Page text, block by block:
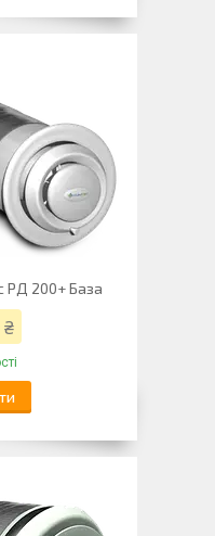
РД 200+ База
₴